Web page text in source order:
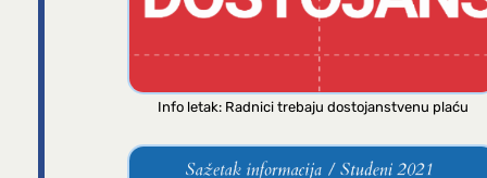
Info letak: Radnici trebaju dostojanstvenu plaću